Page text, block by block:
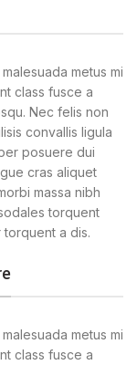
metus mi
class fusce a
Nec felis non
convallis ligula
posuere dui
cras aliquet
massa nibh
torquent
a dis.
metus mi
class fusce a